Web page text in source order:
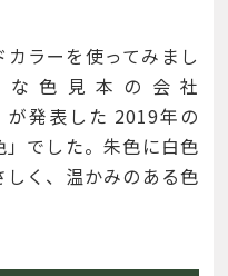
ラーを使ってみまし
色見本の会社
が発表した 2019年の
」でした。朱色に白色
く、温かみのある色